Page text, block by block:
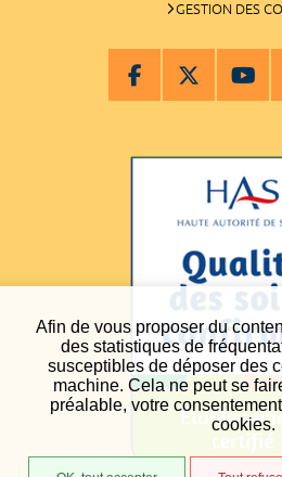
Afin de vous proposer du
des statistiques de
susceptibles de déposer des
machine. Cela ne peut se
préalable, votre
cookies.
GESTION DES